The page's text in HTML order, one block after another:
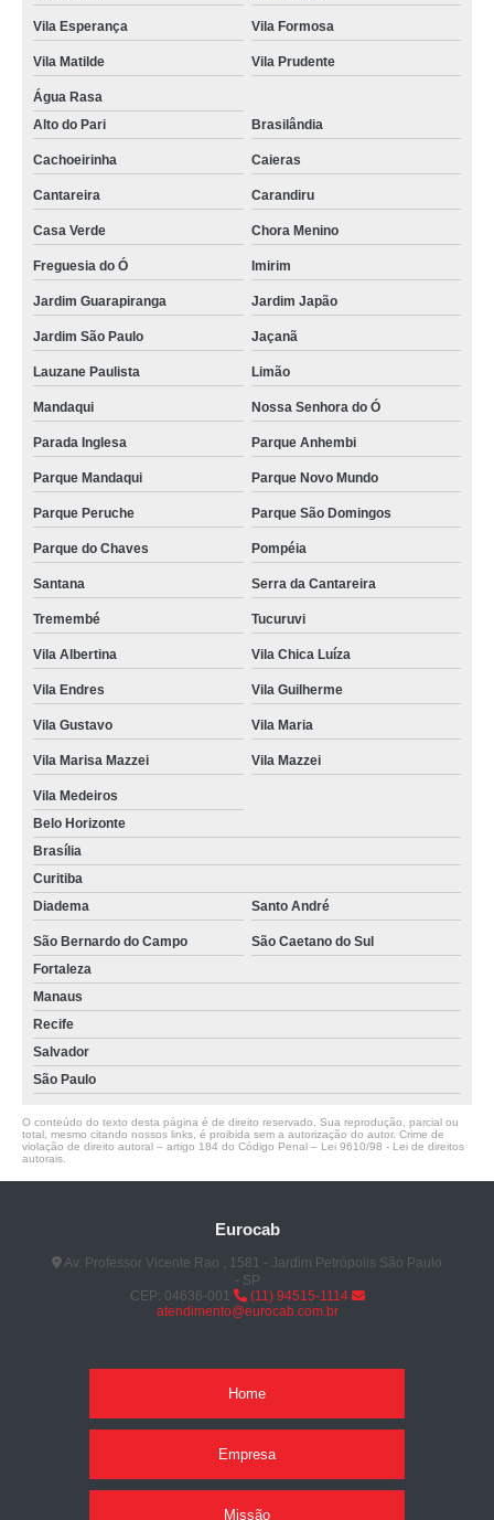
Vila Esperança Vila Formosa
Vila Matilde Vila Prudente
Água Rasa
Alto do Pari
Brasilândia
Cachoeirinha Caieras
Cantareira Carandiru
Casa Verde Chora Menino
Freguesia do Ó Imirim
Jardim Guarapiranga Jardim Japão
Jardim São Paulo Jaçanã
Lauzane Paulista Limão
Mandaqui Nossa Senhora do Ó
Parada Inglesa Parque Anhembi
Parque Mandaqui Parque Novo Mundo
Parque Peruche Parque São Domingos
Parque do Chaves Pompéia
Santana Serra da Cantareira
Tremembé Tucuruvi
Vila Albertina Vila Chica Luíza
Vila Endres Vila Guilherme
Vila Gustavo Vila Maria
Vila Marisa Mazzei Vila Mazzei
Vila Medeiros
Belo Horizonte
Brasília
Curitiba
Diadema
Santo André
São Bernardo do Campo
São Caetano do Sul
Fortaleza
Manaus
Recife
Salvador
São Paulo
O conteúdo do texto desta página é de direito reservado. Sua reprodução, parcial ou
total, mesmo citando nossos links, é proibida sem a autorização do autor. Crime de
violação de direito autoral – artigo 184 do Código Penal – Lei 9610/98 - Lei de direitos
autorais
Eurocab
Av. Professor Vicente Rao , 1581 - Jardim Petrópolis São Paulo
- SP
CEP: 04636-001
(11) 94515-1114
atendimento@eurocab.com.br
Home
Empresa
Missão